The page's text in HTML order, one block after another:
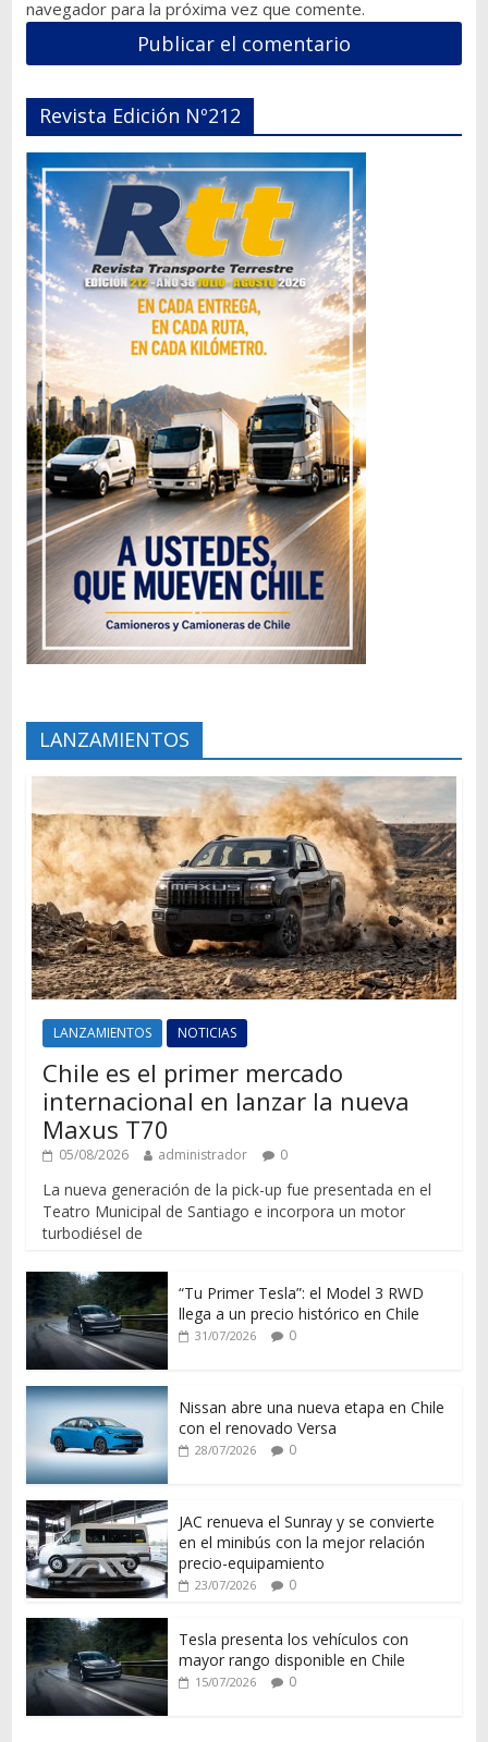
navegador para la próxima vez que comente.
Revista Edición Nº212
LANZAMIENTOS
LANZAMIENTOS NOTICIAS
Chile es el primer mercado
internacional en lanzar la nueva
Maxus T70
05/08/2026 administrador 0
La nueva generación de la pick-up fue presentada en el
Teatro Municipal de Santiago e incorpora un motor
turbodiésel de
“Tu Primer Tesla”: el Model 3 RWD
llega a un precio histórico en Chile
31/07/2026 0
Nissan abre una nueva etapa en Chile
con el renovado Versa
28/07/2026 0
JAC renueva el Sunray y se convierte
en el minibús con la mejor relación
precio-equipamiento
23/07/2026 0
Tesla presenta los vehículos con
mayor rango disponible en Chile
15/07/2026 0